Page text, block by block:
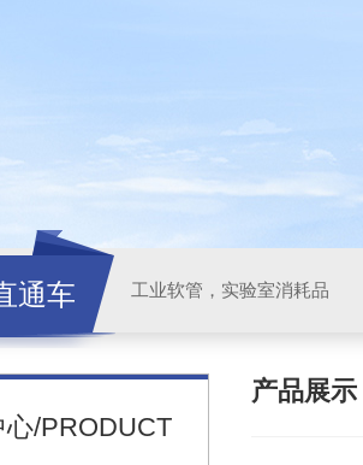
通车 工业软管，实验室消耗品
心/PRODUCT
产品展示